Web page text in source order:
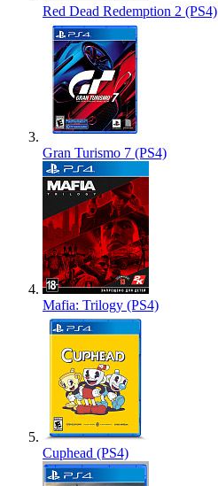
Red Dead Redemption 2 (PS4)
Gran Turismo 7 (PS4)
Mafia: Trilogy (PS4)
Cuphead (PS4)